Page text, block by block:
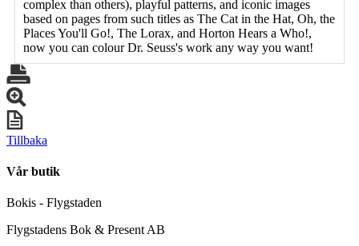
complex than others), playful patterns, and iconic images
based on pages from such titles as The Cat in the Hat, Oh, the
Places You'll Go!, The Lorax, and Horton Hears a Who!,
now you can colour Dr. Seuss's work any way you want!
Tillbaka
Vår butik
Bokis - Flygstaden
Flygstadens Bok & Present AB